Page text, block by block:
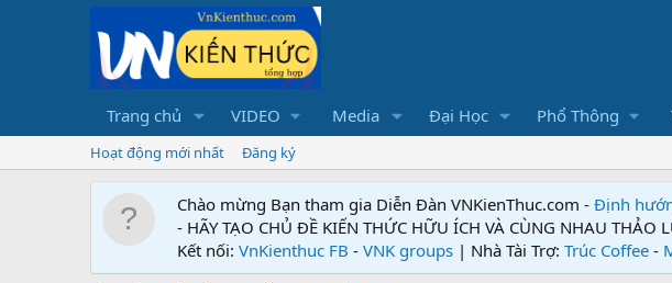
Trang chủ VIDEO Media Đại Học Phổ Thông
Hoạt động mới nhất Đăng ký
Chào mừng Bạn tham gia Diễn Đàn VNKienThuc.com - Định
- HÃY TẠO CHỦ ĐỀ KIẾN THỨC HỮU ÍCH VÀ CÙNG NHAU THẢO
Kết nối: VnKienthuc FB - VNK groups | Nhà Tài Trợ: Trúc Coffee -